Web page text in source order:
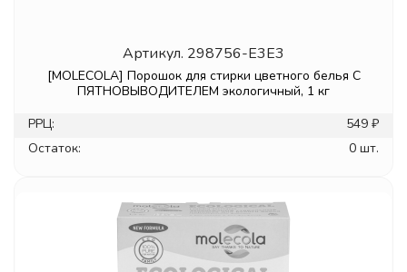
Артикул. 298756-E3E3
[MOLECOLA] Порошок для стирки цветного белья С
ПЯТНОВЫВОДИТЕЛЕМ экологичный, 1 кг
РРЦ:
549 ₽
Остаток:
0 шт.